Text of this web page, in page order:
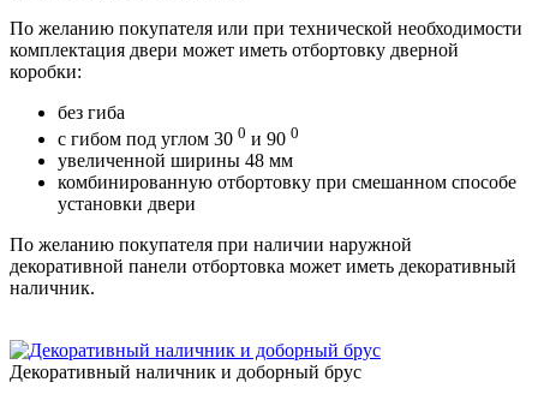
По желанию покупателя или при технической необходимости
комплектация двери может иметь отбортовку дверной
коробки:
без гиба
с гибом под углом 30 0 и 90 0
увеличенной ширины 48 мм
комбинированную отбортовку при смешанном способе
установки двери
По желанию покупателя при наличии наружной
декоративной панели отбортовка может иметь декоративный
наличник.
Декоративный наличник и доборный брус